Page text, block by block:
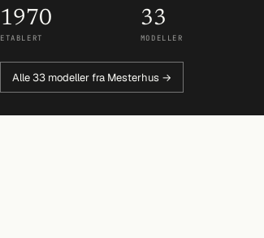
1970
ETABLERT
33
MODELLER
Alle 33 modeller fra Mesterhus →